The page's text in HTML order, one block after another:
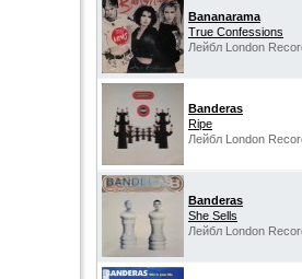
Bananarama
True Confessions
Лейбл London
Banderas
Ripe
Лейбл London
Banderas
She Sells
Лейбл London